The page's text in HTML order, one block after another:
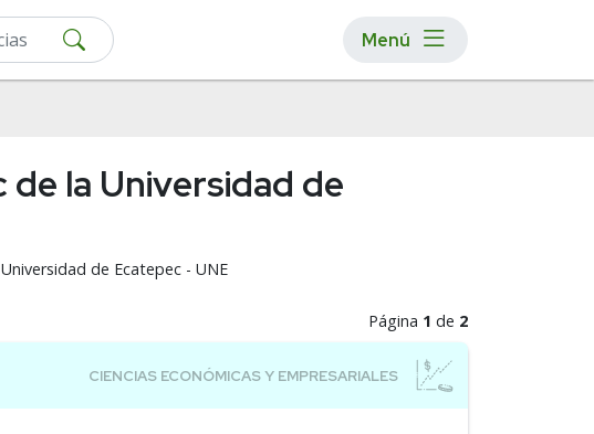
Menú
la Universidad de
de Ecatepec - UNE
Página 1 de 2